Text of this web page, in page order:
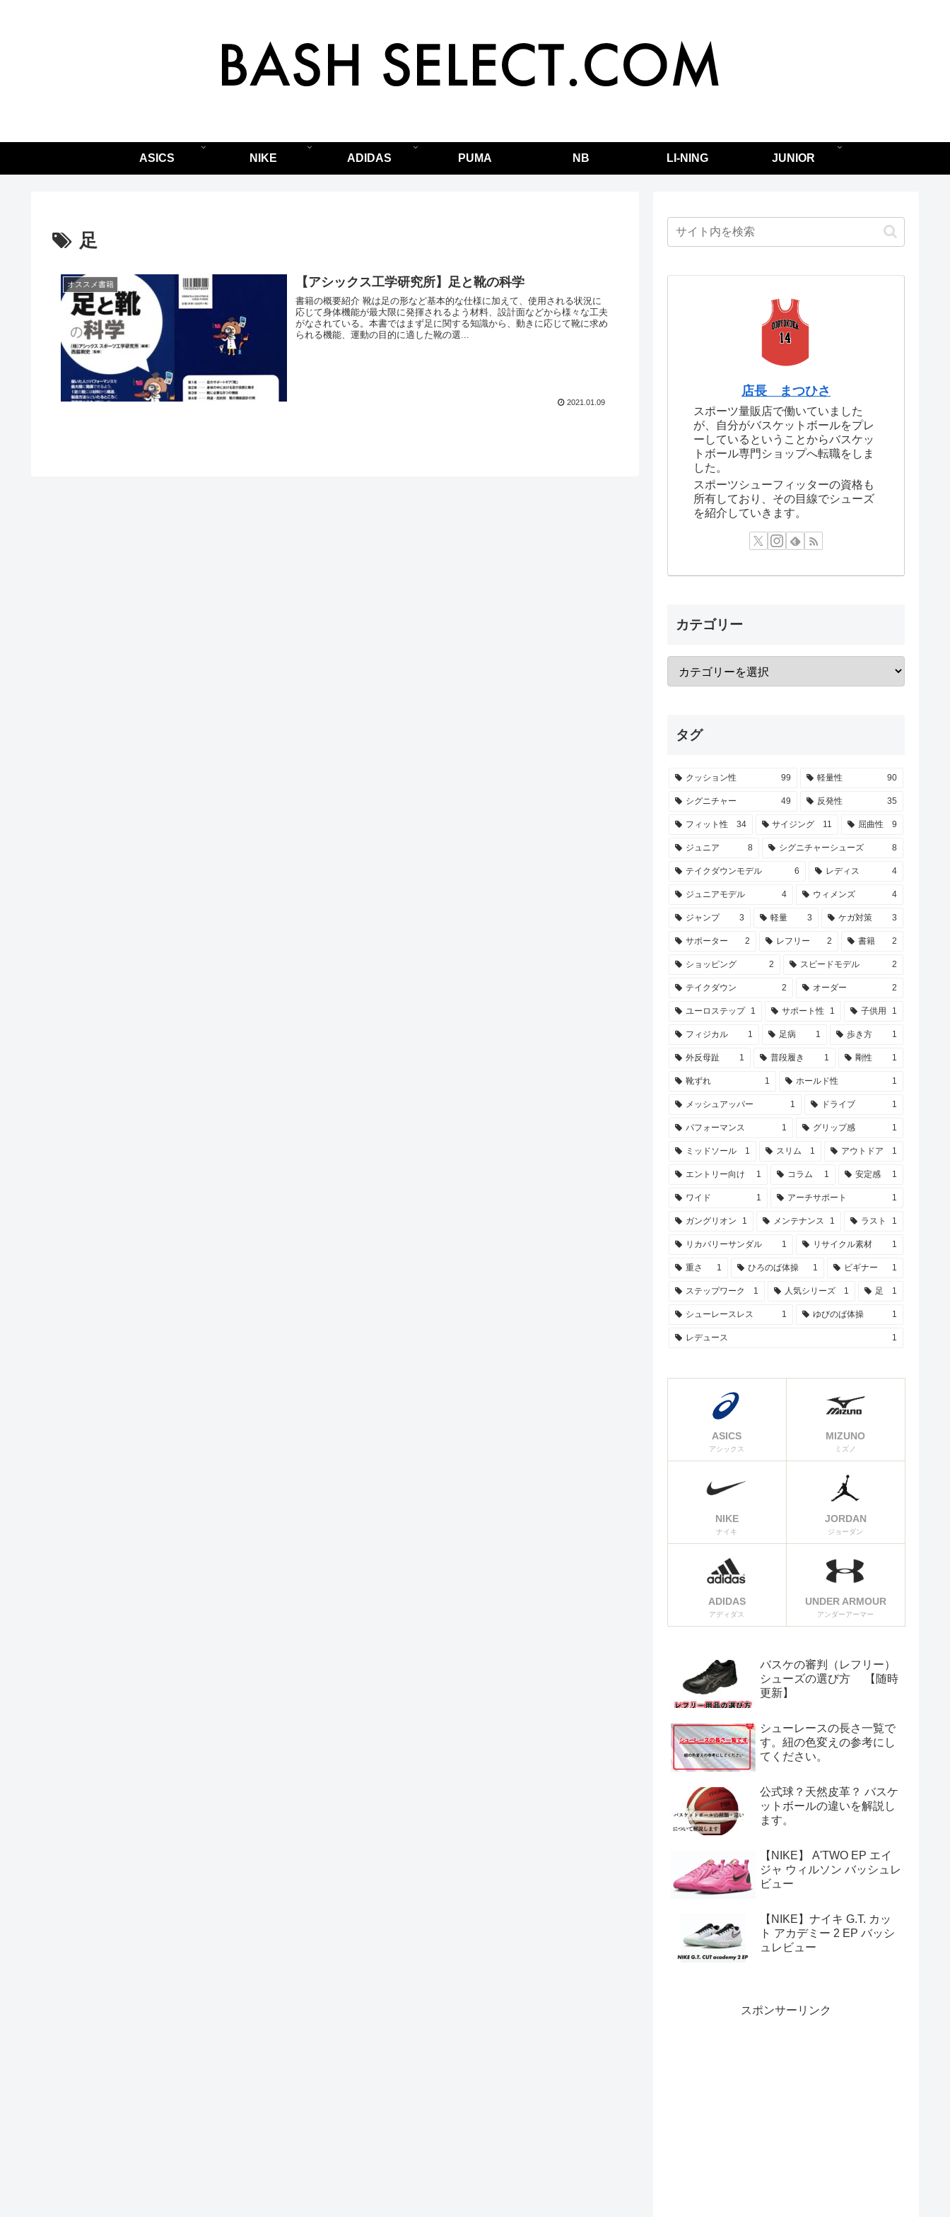
ASICS NIKE ADIDAS PUMA NB LI-NING JUNIOR
足
オススメ書籍 【アシックス工学研究所】足と靴の科学
書籍の概要紹介 靴は足の形など基本的な仕様に加えて、使用される状況に
応じて身体機能が最大限に発揮されるよう材料、設計面などから様々な工夫
がなされている。本書ではまず足に関する知識から、動きに応じて靴に求め
られる機能、運動の目的に適した靴の選...
2021.01.09
店長 まつひさ
スポーツ量販店で働いていました
が、自分がバスケットボールをプレ
ーしているということからバスケッ
トボール専門ショップへ転職をしま
した。
スポーツシューフィッターの資格も
所有しており、その目線でシューズ
を紹介していきます。
カテゴリー
タグ
クッション性 99 軽量性 90
シグニチャー 49 反発性 35
フィット性 34 サイジング 11 屈曲性 9
ジュニア 8 シグニチャーシューズ 8
テイクダウンモデル 6 レディス 4
ジュニアモデル 4 ウィメンズ 4
ジャンプ 3 軽量 3 ケガ対策 3
サポーター 2 レフリー 2 書籍 2
ショッピング 2 スピードモデル 2
テイクダウン 2 オーダー 2
ユーロステップ 1 サポート性 1 子供用 1
フィジカル 1 足病 1 歩き方 1
外反母趾 1 普段履き 1 剛性 1
靴ずれ 1 ホールド性 1
メッシュアッパー 1 ドライブ 1
パフォーマンス 1 グリップ感 1
ミッドソール 1 スリム 1 アウトドア 1
エントリー向け 1 コラム 1 安定感 1
ワイド 1 アーチサポート 1
ガングリオン 1 メンテナンス 1 ラスト 1
リカバリーサンダル 1 リサイクル素材 1
重さ 1 ひろのば体操 1 ビギナー 1
ステップワーク 1 人気シリーズ 1 足 1
シューレースレス 1 ゆびのば体操 1
レデュース 1
ASICS
アシックス
MIZUNO
ミズノ
NIKE
ナイキ
JORDAN
ジョーダン
ADIDAS
アディダス
UNDER ARMOUR
アンダーアーマー
バスケの審判（レフリー）
シューズの選び方 【随時
更新】
シューレースの長さ一覧で
す。紐の色変えの参考にし
てください。
公式球？天然皮革？ バスケ
ットボールの違いを解説し
ます。
【NIKE】 A'TWO EP エイ
ジャ ウィルソン バッシュレ
ビュー
【NIKE】ナイキ G.T. カッ
ト アカデミー 2 EP バッシ
ュレビュー
スポンサーリンク